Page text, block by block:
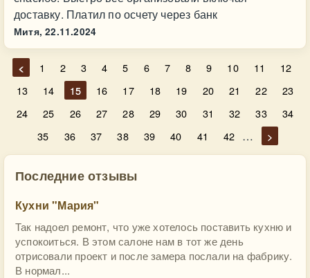
доставку. Платил по осчету через банк
Митя, 22.11.2024
< 1 2 3 4 5 6 7 8 9 10 11
12
13
14 15 16 17 18 19 20 21 22
23
24
25 26 27 28 29 30 31 32 33
34
35
36 37 38 39 40 41 42 … >
Последние отзывы
Кухни "Мария"
Так надоел ремонт, что уже хотелось поставить кухню и
успокоиться. В этом салоне нам в тот же день
отрисовали проект и после замера послали на фабрику.
В нормал...